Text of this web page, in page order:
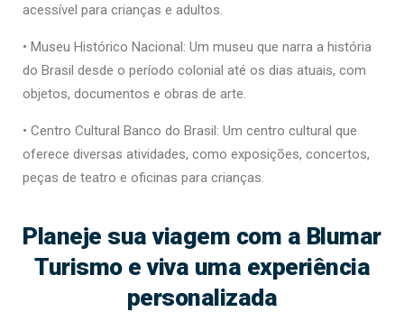
acessível para crianças e adultos.
• Museu Histórico Nacional: Um museu que narra a história
do Brasil desde o período colonial até os dias atuais, com
objetos, documentos e obras de arte.
• Centro Cultural Banco do Brasil: Um centro cultural que
oferece diversas atividades, como exposições, concertos,
peças de teatro e oficinas para crianças.
Planeje sua viagem com a Blumar
Turismo e viva uma experiência
personalizada